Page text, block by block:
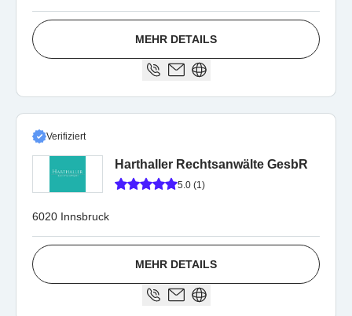
MEHR DETAILS
Verifiziert
Harthaller Rechtsanwälte GesbR
5.0 (1)
6020 Innsbruck
MEHR DETAILS